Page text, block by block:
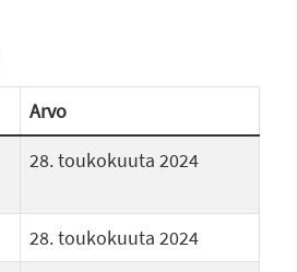
Arvo
28. toukokuuta 2024
28. toukokuuta 2024